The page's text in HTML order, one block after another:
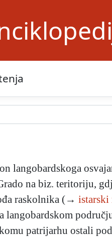
langobardskoga
na biz. teritoriju,
raskolnika (→ istarski
patrijarhu ostali